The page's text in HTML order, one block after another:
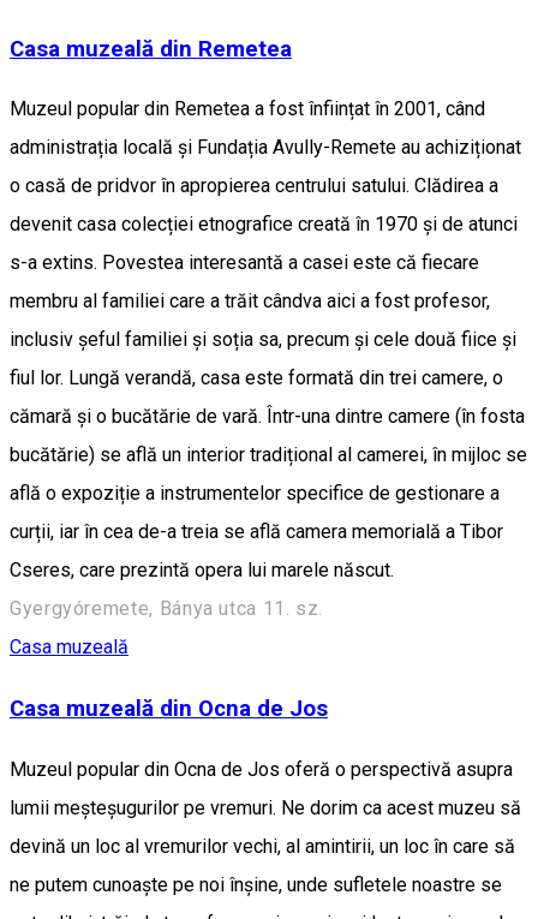
Casa muzeală din Remetea
Muzeul popular din Remetea a fost înființat în 2001, când
administrația locală și Fundația Avully-Remete au achiziționat
o casă de pridvor în apropierea centrului satului. Clădirea a
devenit casa colecției etnografice creată în 1970 și de atunci
s-a extins. Povestea interesantă a casei este că fiecare
membru al familiei care a trăit cândva aici a fost profesor,
inclusiv șeful familiei și soția sa, precum și cele două fiice și
fiul lor. Lungă verandă, casa este formată din trei camere, o
cămară și o bucătărie de vară. Într-una dintre camere (în fosta
bucătărie) se află un interior tradițional al camerei, în mijloc se
află o expoziție a instrumentelor specifice de gestionare a
curții, iar în cea de-a treia se află camera memorială a Tibor
Cseres, care prezintă opera lui marele născut.
Gyergyóremete, Bánya utca 11. sz.
Casa muzeală
Casa muzeală din Ocna de Jos
Muzeul popular din Ocna de Jos oferă o perspectivă asupra
lumii meșteșugurilor pe vremuri. Ne dorim ca acest muzeu să
devină un loc al vremurilor vechi, al amintirii, un loc în care să
ne putem cunoaște pe noi înșine, unde sufletele noastre se